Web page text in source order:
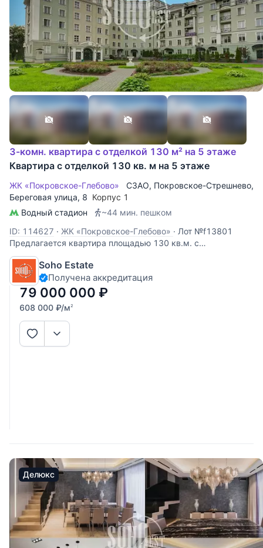
3-комн. квартира с отделкой 130 м² на 5 этаже
Квартира с отделкой 130 кв. м на 5 этаже
ЖК «Покровское-Глебово» СЗАО, Покровское-Стрешнево,
Береговая улица, 8 Корпус 1
Водный стадион
~44 мин. пешком
ID: 114627 · ЖК «Покровское-Глебово» · Лот №f13801
Предлагается квартира площадью 130 кв.м. с
качественным ремонтом и полностью меблирована. В
квартире спланирована кухня, гостиная, 2 спальни, 2
ванных комнаты, гардеробная, гостевой с/узел.
Soho Estate
Получена аккредитация
79 000 000 ₽
608 000 ₽/м2
Делюкс